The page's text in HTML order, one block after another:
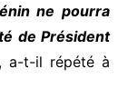
ne pourra
de Président
, a-t-il répété à